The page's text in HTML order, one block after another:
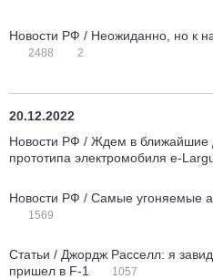
Новости РФ / Неожиданно, но к
2488 2
20.12.2022
Новости РФ / Ждем в ближайшие
прототипа электромобиля e-
Новости РФ / Самые угоняемые
1569
Статьи / Джордж Расселл: я
пришел в F-1
1057